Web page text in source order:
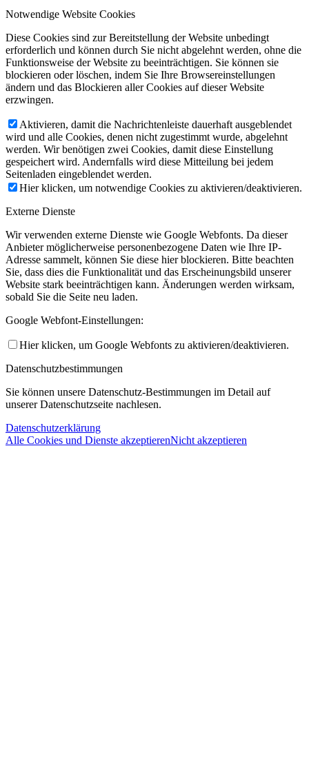
Notwendige Website Cookies
Diese Cookies sind zur Bereitstellung der Website unbedingt
erforderlich und können durch Sie nicht abgelehnt werden, ohne die
Funktionsweise der Website zu beeinträchtigen. Sie können sie
blockieren oder löschen, indem Sie Ihre Browsereinstellungen
ändern und das Blockieren aller Cookies auf dieser Website
erzwingen.
Aktivieren, damit die Nachrichtenleiste dauerhaft ausgeblendet
wird und alle Cookies, denen nicht zugestimmt wurde, abgelehnt
werden. Wir benötigen zwei Cookies, damit diese Einstellung
gespeichert wird. Andernfalls wird diese Mitteilung bei jedem
Seitenladen eingeblendet werden.
Hier klicken, um notwendige Cookies zu aktivieren/deaktivieren.
Externe Dienste
Wir verwenden externe Dienste wie Google Webfonts. Da dieser
Anbieter möglicherweise personenbezogene Daten wie Ihre IP-
Adresse sammelt, können Sie diese hier blockieren. Bitte beachten
Sie, dass dies die Funktionalität und das Erscheinungsbild unserer
Website stark beeinträchtigen kann. Änderungen werden wirksam,
sobald Sie die Seite neu laden.
Google Webfont-Einstellungen:
Hier klicken, um Google Webfonts zu aktivieren/deaktivieren.
Datenschutzbestimmungen
Sie können unsere Datenschutz-Bestimmungen im Detail auf
unserer Datenschutzseite nachlesen.
Datenschutzerklärung
Alle Cookies und Dienste akzeptierenNicht akzeptieren